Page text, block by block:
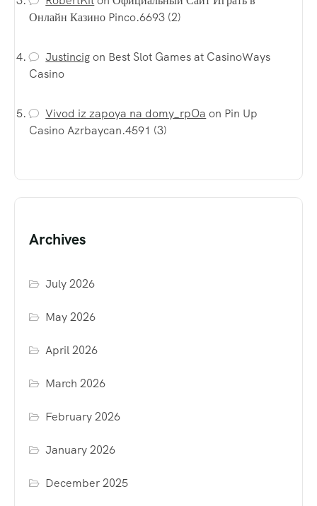
Онлайн Казино Pinco.6693 (2)
Justincigon Best Slot Games at CasinoWays
Casino
Vivod iz zapoya na domy_rpOa on Pin Up
Casino Azrbaycan.4591 (3)
Archives
July 2026
May 2026
April 2026
March 2026
February 2026
January 2026
December 2025